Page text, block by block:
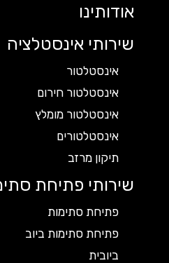
אודותינו
שירותי אינסטלציה
אינסטלטור
אינסטלטור חירום
אינסטלטור מומלץ
אינסטלטורים
תיקון מרזב
שירותי פתיחת סתימות
פתיחת סתימות
פתיחת סתימות ביוב
ביובית